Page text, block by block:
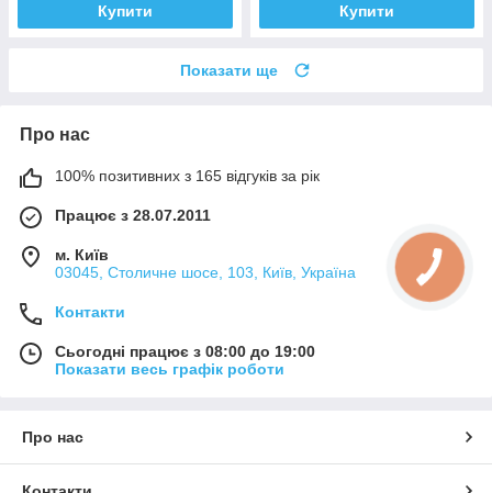
Купити Купити
Показати ще
Про нас
100% позитивних з 165 відгуків за рік
Працює з 28.07.2011
м. Київ
03045, Столичне шосе, 103, Київ, Україна
Контакти
Сьогодні працює з 08:00 до 19:00
Показати весь графік роботи
Про нас